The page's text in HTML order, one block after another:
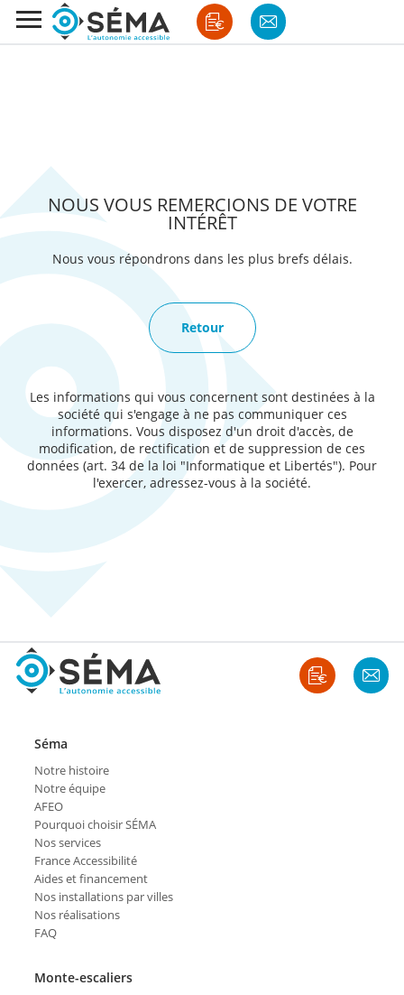
NOUS VOUS REMERCIONS DE VOTRE
INTÉRÊT
Nous vous répondrons dans les plus brefs délais.
Retour
Les informations qui vous concernent sont destinées à la
société qui s'engage à ne pas communiquer ces
informations. Vous disposez d'un droit d'accès, de
modification, de rectification et de suppression de ces
données (art. 34 de la loi "Informatique et Libertés"). Pour
l'exercer, adressez-vous à la société.
Séma
Notre histoire
Notre équipe
AFEO
Pourquoi choisir SÉMA
Nos services
France Accessibilité
Aides et financement
Nos installations par villes
Nos réalisations
FAQ
Monte-escaliers